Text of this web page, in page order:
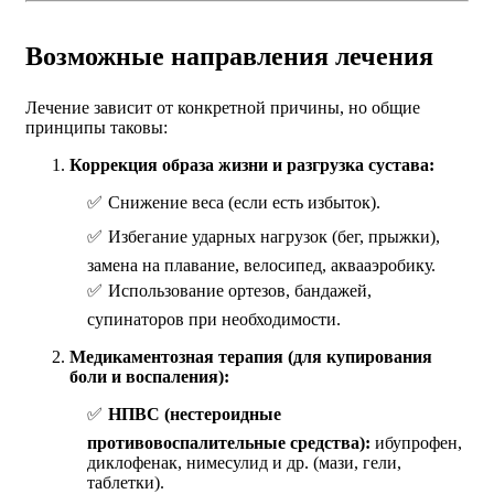
Возможные направления лечения
Лечение зависит от конкретной причины, но общие
принципы таковы:
Коррекция образа жизни и разгрузка сустава:
Снижение веса (если есть избыток).
Избегание ударных нагрузок (бег, прыжки),
замена на плавание, велосипед, аквааэробику.
Использование ортезов, бандажей,
супинаторов при необходимости.
Медикаментозная терапия (для купирования
боли и воспаления):
НПВС (нестероидные
противовоспалительные средства): ибупрофен,
диклофенак, нимесулид и др. (мази, гели,
таблетки).